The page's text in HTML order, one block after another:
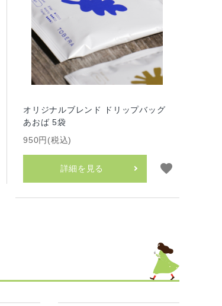
オリジナルブレンド ドリップバッグ
あおば 5袋
950円(税込)
詳細を見る favorite